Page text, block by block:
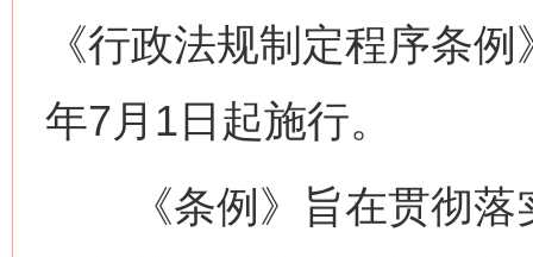
《行政法规制定程序条
年7月1日起施行。
《条例》旨在贯彻落